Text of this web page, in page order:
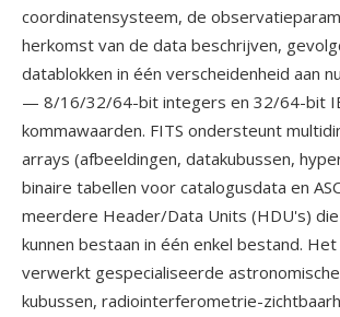
coordinatensysteem, de
herkomst van de data beschrijven,
datablokken in één verscheidenheid aan
— 8/16/32/64-bit integers en 32/64-bit
kommawaarden. FITS ondersteunt
arrays (afbeeldingen, datakubussen,
binaire tabellen voor catalogusdata en
meerdere Header/Data Units (HDU's)
kunnen bestaan in één enkel bestand.
verwerkt gespecialiseerde
kubussen, radiointerferometrie-